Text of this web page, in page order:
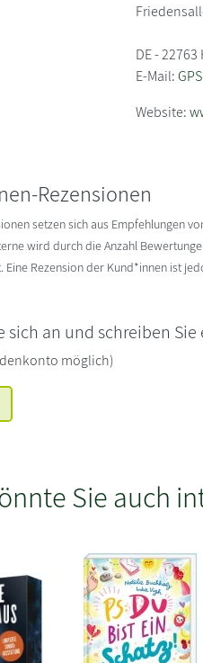
DE -
E-Mail:
Website:
Rezensionen
setzen sich aus Empfehlungen
wird durch die Anzahl
Eine Rezension der Kund*innen ist
sich an und schreiben Sie
möglich)
Sie auch